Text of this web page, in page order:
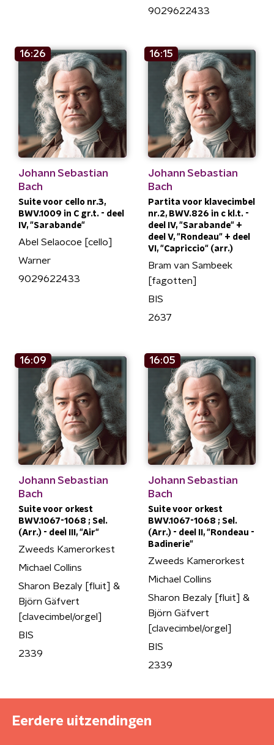
9029622433
16:26
Johann Sebastian
Bach
Suite voor cello nr.3,
BWV.1009 in C gr.t. - deel
IV, "Sarabande"
Abel Selaocoe [cello]
Warner
9029622433
16:15
Johann Sebastian
Bach
Partita voor klavecimbel
nr.2, BWV.826 in c kl.t. -
deel IV, "Sarabande" +
deel V, "Rondeau" + deel
VI, "Capriccio" (arr.)
Bram van Sambeek
[fagotten]
BIS
2637
16:09
Johann Sebastian
Bach
Suite voor orkest
BWV.1067-1068 ; Sel.
(Arr.) - deel III, "Air"
Zweeds Kamerorkest
Michael Collins
Sharon Bezaly [fluit] &
Björn Gäfvert
[clavecimbel/orgel]
BIS
2339
16:05
Johann Sebastian
Bach
Suite voor orkest
BWV.1067-1068 ; Sel.
(Arr.) - deel II, "Rondeau -
Badinerie"
Zweeds Kamerorkest
Michael Collins
Sharon Bezaly [fluit] &
Björn Gäfvert
[clavecimbel/orgel]
BIS
2339
Eerdere uitzendingen